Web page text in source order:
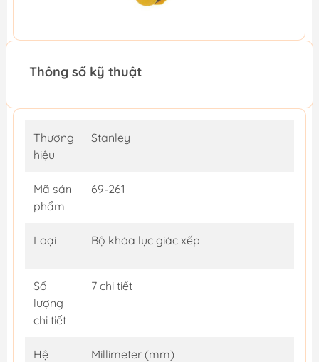
Thông số kỹ thuật
Thương
hiệu
Stanley
Mã sản
phẩm
69-261
Loại Bộ khóa lục giác xếp
Số
lượng
chi tiết
7 chi tiết
Hệ Millimeter (mm)